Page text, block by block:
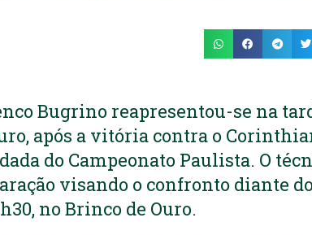
Bugrino reapresentou-se na
após a vitória contra o
do Campeonato Paulista. O
visando o confronto diante
no Brinco de Ouro.